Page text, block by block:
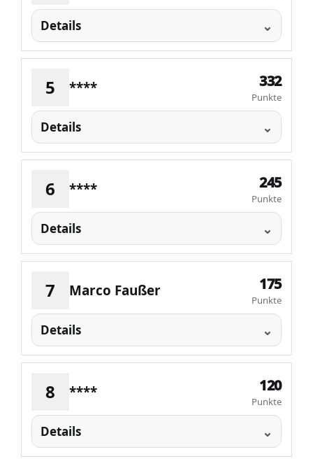
Details
5 **** 332
Punkte
Details
6 **** 245
Punkte
Details
7 Marco Faußer 175
Punkte
Details
8 **** 120
Punkte
Details